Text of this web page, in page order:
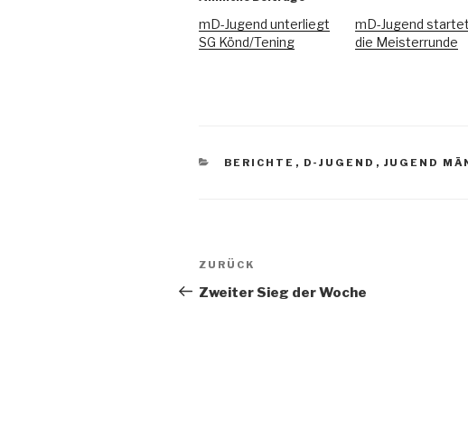
mD-Jugend unterliegt
SG Könd/Tening
mD-Jugend
die Meisterrunde
BERICHTE , D-JUGEND , JUGEND
ZURÜCK
Zweiter Sieg der Woche